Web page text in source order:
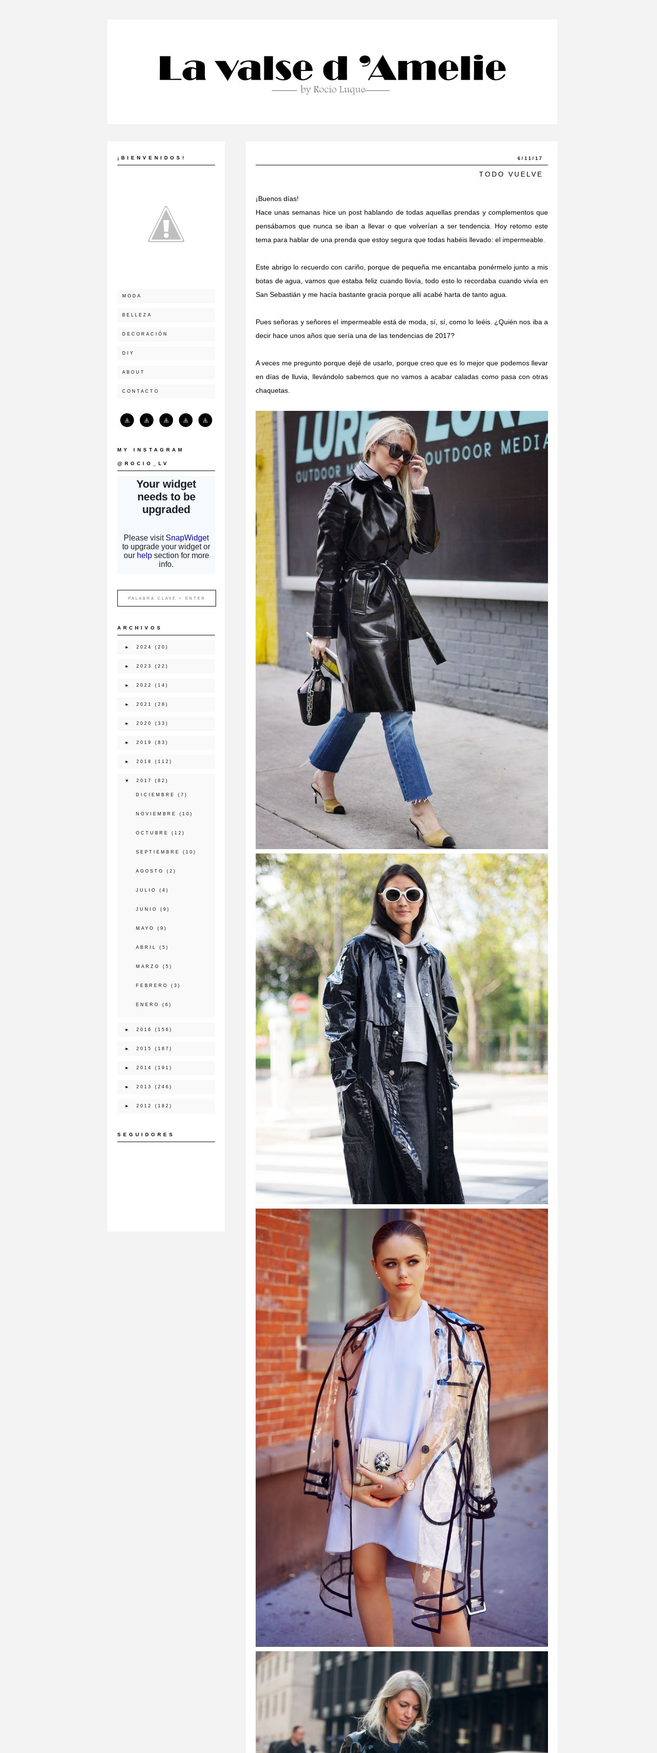
6/11/17
TODO VUELVE
¡Buenos días!
Hace unas semanas hice un post hablando de todas aquellas prendas y complementos que
pensábamos que nunca se iban a llevar o que volverían a ser tendencia. Hoy retomo este
tema para hablar de una prenda que estoy segura que todas habéis llevado: el impermeable.
Este abrigo lo recuerdo con cariño, porque de pequeña me encantaba ponérmelo junto a mis
botas de agua, vamos que estaba feliz cuando llovía, todo esto lo recordaba cuando vivía en
San Sebastián y me hacía bastante gracia porque allí acabé harta de tanto agua.
Pues señoras y señores el impermeable está de moda, sí, sí, como lo leéis. ¿Quién nos iba a
decir hace unos años que sería una de las tendencias de 2017?
A veces me pregunto porque dejé de usarlo, porque creo que es lo mejor que podemos llevar
en días de lluvia, llevándolo sabemos que no vamos a acabar caladas como pasa con otras
chaquetas.
¡BIENVENIDOS!
MODA
BELLEZA
DECORACIÓN
DIY
ABOUT
CONTACTO
MY INSTAGRAM
@ROCIO_LV
ARCHIVOS
► 2024 (20)
► 2023 (22)
► 2022 (14)
► 2021 (28)
► 2020 (33)
► 2019 (83)
► 2018 (112)
▼ 2017 (82)
DICIEMBRE (7)
NOVIEMBRE (10)
OCTUBRE (12)
SEPTIEMBRE (10)
AGOSTO (2)
JULIO (4)
JUNIO (9)
MAYO (9)
ABRIL (5)
MARZO (5)
FEBRERO (3)
ENERO (6)
► 2016 (156)
► 2015 (187)
► 2014 (191)
► 2013 (246)
► 2012 (182)
SEGUIDORES